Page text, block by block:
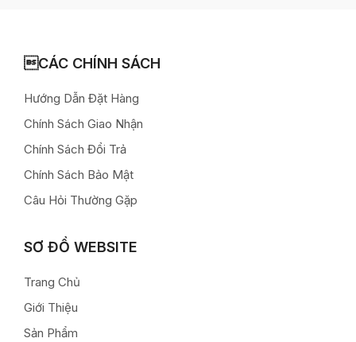
CÁC CHÍNH SÁCH
Hướng Dẫn Đặt Hàng
Chính Sách Giao Nhận
Chính Sách Đổi Trả
Chính Sách Bảo Mật
Câu Hỏi Thường Gặp
SƠ ĐỒ WEBSITE
Trang Chủ
Giới Thiệu
Sản Phẩm